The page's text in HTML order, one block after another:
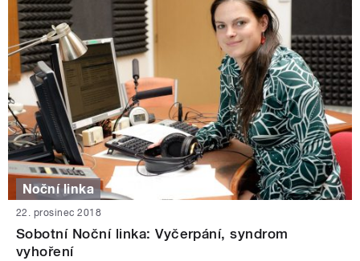
Noční linka
22. prosinec 2018
Sobotní Noční linka: Vyčerpání, syndrom
vyhoření